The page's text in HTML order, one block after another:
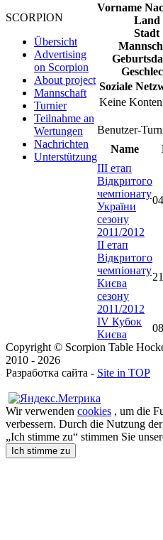
SCORPION
Übersicht
Advertising
on Scorpion
About project
Mannschaft
Turnier
Teilnahme an
Wertungen
Nachrichten
Unterstützung
Vorname
Land
Stadt
Soziale
Keine
Benutzer-
Name
III етап
Відкритого
чемпіонату
України
сезону
2011/2012
II етап
Відкритого
чемпіонату
Києва
сезону
2011/2012
IV Кубок
Києва
Copyright © Scorpion Table
2010 - 2026
Разработка сайта - Site in TOP
Wir verwenden cookies , um die
verbessern. Durch die Nutzung
„Ich stimme zu“ stimmen Sie
Ich stimme zu